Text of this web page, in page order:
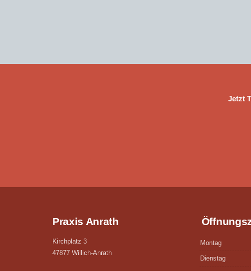
Jetzt
Praxis Anrath
Kirchplatz 3
47877 Willich-Anrath
Montag
Dienstag